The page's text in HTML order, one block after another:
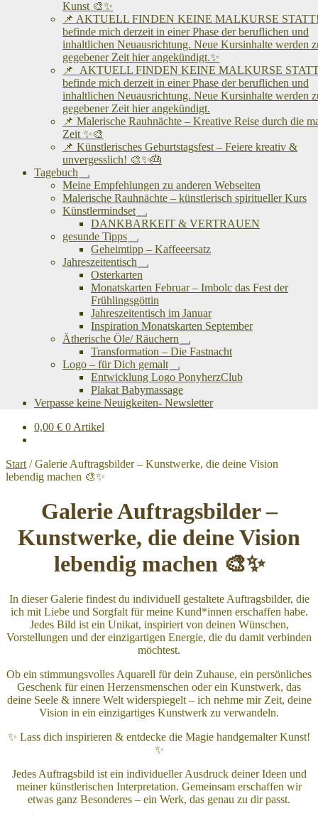
Kunst 🎨✨
📌 AKTUELL FINDEN KEINE MALKURSE
befinde mich derzeit in einer Phase der beruflichen und
inhaltlichen Neuausrichtung. Neue Kursinhalte werden
gegebener Zeit hier angekündigt.✨
📌 AKTUELL FINDEN KEINE MALKURSE
befinde mich derzeit in einer Phase der beruflichen und
inhaltlichen Neuausrichtung. Neue Kursinhalte werden
gegebener Zeit hier angekündigt.
📌 Malerische Rauhnächte – Kreative Reise durch die
Zeit ✨🎨
📌 Künstlerisches Geburtstagsfest – Feiere kreativ &
unvergesslich! 🎨✨🎂
Tagebuch
Untermenü
öffnen
Meine Empfehlungen zu anderen Webseiten
Malerische Rauhnächte – künstlerisch spiritueller Kurs
Künstlermindset
Untermenü
öffnen
DANKBARKEIT & VERTRAUEN
gesunde Tipps
Untermenü
öffnen
Geheimtipp – Kaffeeersatz
Jahreszeitentisch
Untermenü
öffnen
Osterkarten
Monatskarten Februar – Imbolc das Fest der
Frühlingsgöttin
Jahreszeitentisch im Januar
Inspiration Monatskarten September
Ätherische Öle/ Räuchern
Untermenü
öffnen
Transformation – Die Fastnacht
Logo – für Dich gemalt
Untermenü
öffnen
Entwicklung Logo PonyherzClub
Plakat Babymassage
Verpasse keine Neuigkeiten- Newsletter
0,00 € 0 Artikel
Start /Galerie Auftragsbilder – Kunstwerke, die deine Vision
lebendig machen 🎨✨
Galerie Auftragsbilder –
Kunstwerke, die deine Vision
lebendig machen 🎨✨
In dieser Galerie findest du individuell gestaltete Auftragsbilder, die
ich mit Liebe und Sorgfalt für meine Kund*innen erschaffen habe.
Jedes Bild ist ein Unikat, inspiriert von deinen Wünschen,
Vorstellungen und der einzigartigen Energie, die du damit verbinden
möchtest.
Ob ein stimmungsvolles Aquarell für dein Zuhause, ein persönliches
Geschenk für einen Herzensmenschen oder ein Kunstwerk, das
deine Seele & innere Welt widerspiegelt – ich nehme mir Zeit, deine
Vision in ein einzigartiges Kunstwerk zu verwandeln.
✨ Lass dich inspirieren & entdecke die Magie handgemalter Kunst!
✨
Jedes Auftragsbild ist ein individueller Ausdruck deiner Ideen und
meiner künstlerischen Interpretation. Gemeinsam erschaffen wir
etwas ganz Besonderes – ein Werk, das genau zu dir passt.